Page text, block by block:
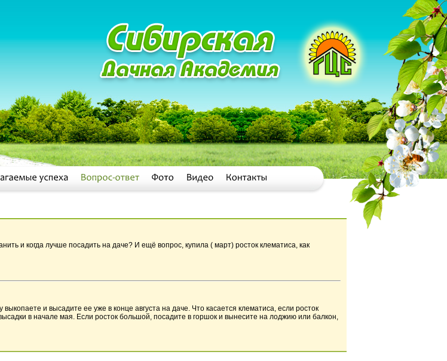
и когда лучше посадить на даче? И ещё вопрос, купила ( март) росток клематиса, как
и высадите ее уже в конце августа на даче. Что касается клематиса, если росток
в начале мая. Если росток большой, посадите в горшок и вынесите на лоджию или балкон,